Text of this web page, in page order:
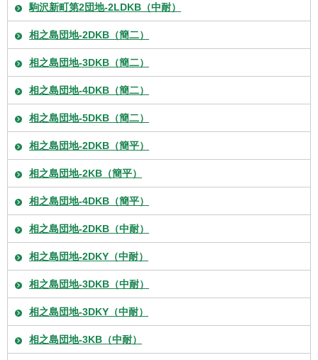
駒沢新町第2団地-2LDKB（中耐）
相之島団地-2DKB（簡二）
相之島団地-3DKB（簡二）
相之島団地-4DKB（簡二）
相之島団地-5DKB（簡二）
相之島団地-2DKB（簡平）
相之島団地-2KB（簡平）
相之島団地-4DKB（簡平）
相之島団地-2DKB（中耐）
相之島団地-2DKY（中耐）
相之島団地-3DKB（中耐）
相之島団地-3DKY（中耐）
相之島団地-3KB（中耐）